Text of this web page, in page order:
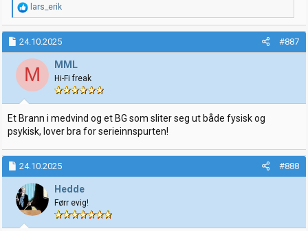
R
e
a
k
s
j
o
n
e
r
:
lars_erik
24.10.2025 #887
M MML
Hi-Fi freak
Et Brann i medvind og et BG som sliter seg ut både fysisk og
psykisk, lover bra for serieinnspurten!
24.10.2025 #888
Hedde
Førr evig!